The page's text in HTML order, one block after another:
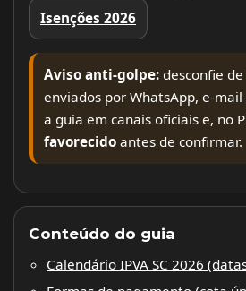
Isenções 2026
Aviso anti-golpe: desconfie
enviados por WhatsApp, e-mail
a guia em canais oficiais e, no
favorecido antes de confirmar.
Conteúdo do guia
Calendário IPVA SC 2026